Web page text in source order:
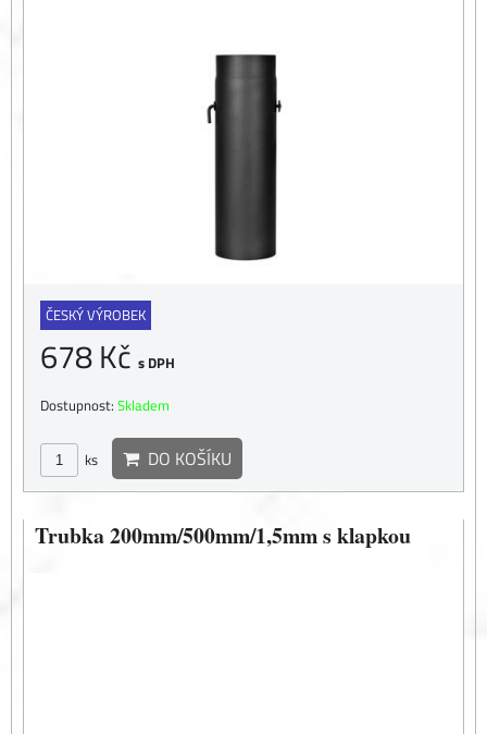
ČESKÝ VÝROBEK
678 Kč s DPH
Dostupnost: Skladem
ks DO KOŠÍKU
Trubka 200mm/500mm/1,5mm s klapkou